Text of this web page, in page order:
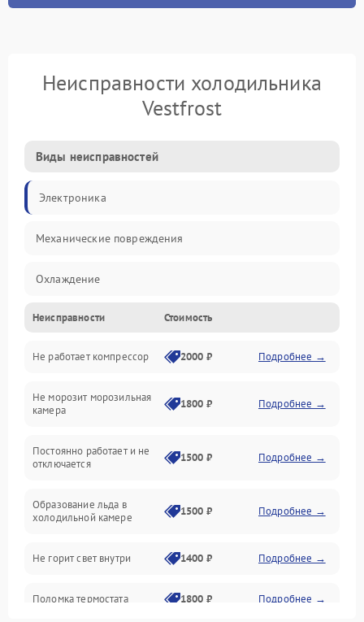
Неисправности холодильника
Vestfrost
Виды неисправностей
Электроника
Механические повреждения
Охлаждение
Механика
Электропитание
Дренаж
Неисправности Стоимость
Не работает компрессор 2000 ₽ Подробнее →
Не морозит морозильная
камера
1800 ₽ Подробнее →
Постоянно работает и не
отключается
1500 ₽ Подробнее →
Образование льда в
холодильной камере
1500 ₽ Подробнее →
Не горит свет внутри 1400 ₽ Подробнее →
Поломка термостата 1800 ₽ Подробнее →